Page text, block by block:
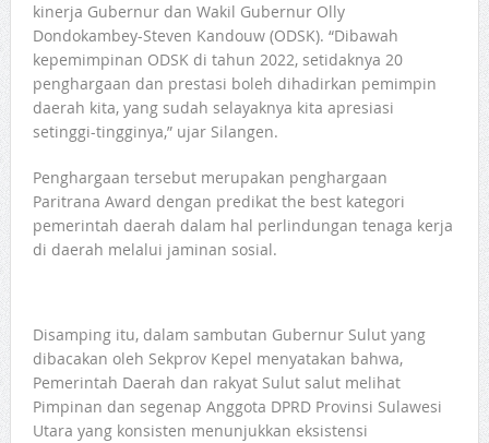
kinerja Gubernur dan Wakil Gubernur Olly
Dondokambey-Steven Kandouw (ODSK). “Dibawah
kepemimpinan ODSK di tahun 2022, setidaknya 20
penghargaan dan prestasi boleh dihadirkan pemimpin
daerah kita, yang sudah selayaknya kita apresiasi
setinggi-tingginya,” ujar Silangen.
Penghargaan tersebut merupakan penghargaan
Paritrana Award dengan predikat the best kategori
pemerintah daerah dalam hal perlindungan tenaga kerja
di daerah melalui jaminan sosial.
Disamping itu, dalam sambutan Gubernur Sulut yang
dibacakan oleh Sekprov Kepel menyatakan bahwa,
Pemerintah Daerah dan rakyat Sulut salut melihat
Pimpinan dan segenap Anggota DPRD Provinsi Sulawesi
Utara yang konsisten menunjukkan eksistensi